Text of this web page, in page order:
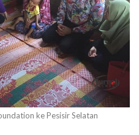
ke Pesisir Selatan